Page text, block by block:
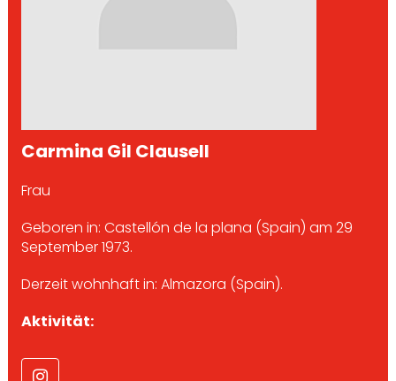
Carmina Gil Clausell
Frau
Geboren in: Castellón de la plana (Spain) am 29
September 1973.
Derzeit wohnhaft in: Almazora (Spain).
Aktivität: